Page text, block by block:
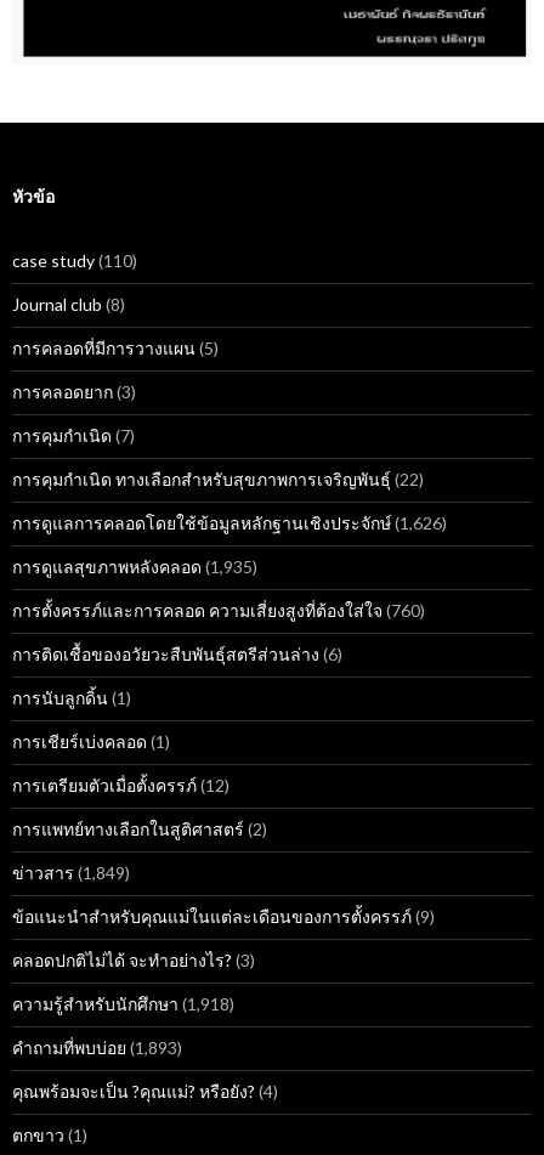
หัวข้อ
case study(110)
Journal club (8)
การคลอดที่มีการวางแผน(5)
การคลอดยาก(3)
การคุมกำเนิด (7)
การคุมกำเนิด ทางเลือกสำหรับสุขภาพการเจริญพันธุ์ (22)
การดูแลการคลอดโดยใช้ข้อมูลหลักฐานเชิงประจักษ์(1,626)
การดูแลสุขภาพหลังคลอด (1,935)
การตั้งครรภ์และการคลอด ความเสี่ยงสูงที่ต้องใส่ใจ (760)
การติดเชื้อของอวัยวะสืบพันธุ์สตรีส่วนล่าง (6)
การนับลูกดิ้น(1)
การเชียร์เบ่งคลอด (1)
การเตรียมตัวเมื่อตั้งครรภ์(12)
การแพทย์ทางเลือกในสูติศาสตร์ (2)
ข่าวสาร (1,849)
ข้อแนะนำสำหรับคุณแม่ในแต่ละเดือนของการตั้งครรภ์(9)
คลอดปกติไม่ได้ จะทำอย่างไร? (3)
ความรู้สำหรับนักศึกษา (1,918)
คำถามที่พบบ่อย (1,893)
คุณพร้อมจะเป็น ?คุณแม่? หรือยัง? (4)
ตกขาว (1)